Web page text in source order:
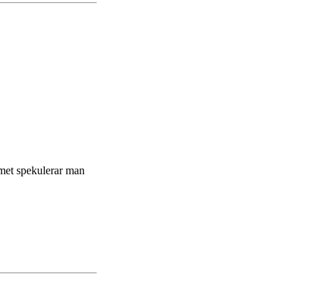
spekulerar man